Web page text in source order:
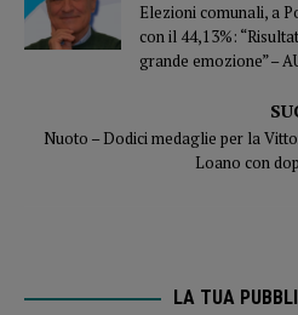
Elezioni comunali, a
con il 44,13%:
grande emozione” –
Nuoto – Dodici medaglie per la
Loano con
LA TUA